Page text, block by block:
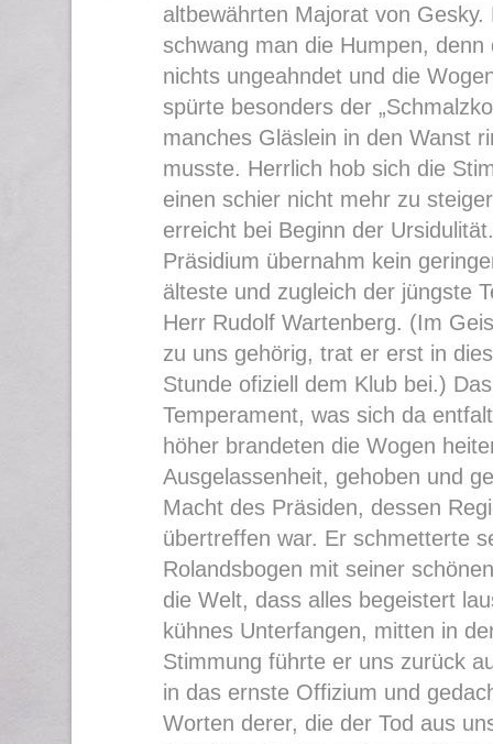
altbewährten Majorat von Gesky.
schwang man die Humpen, denn
nichts ungeahndet und die
spürte besonders der
manches Gläslein in den Wanst
musste. Herrlich hob sich die
einen schier nicht mehr zu
erreicht bei Beginn der
Präsidium übernahm kein
älteste und zugleich der jüngste
Herr Rudolf Wartenberg. (Im
zu uns gehörig, trat er erst in
Stunde ofiziell dem Klub bei.)
Temperament, was sich da
höher brandeten die Wogen
Ausgelassenheit, gehoben und
Macht des Präsiden, dessen
übertreffen war. Er schmetterte
Rolandsbogen mit seiner
die Welt, dass alles begeistert
kühnes Unterfangen, mitten in
Stimmung führte er uns zurück
in das ernste Offizium und
Worten derer, die der Tod aus